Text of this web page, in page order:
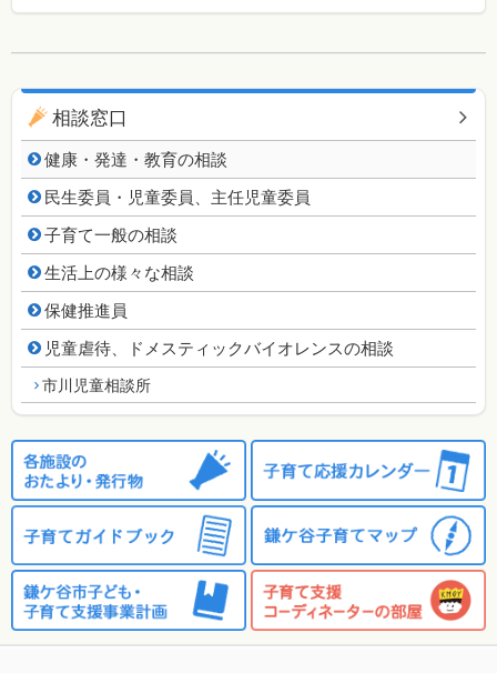
同じカテゴリのページ一覧
相談窓口
健康・発達・教育の相談
民生委員・児童委員、主任児童委員
子育て一般の相談
生活上の様々な相談
保健推進員
児童虐待、ドメスティックバイオレンスの相談
市川児童相談所